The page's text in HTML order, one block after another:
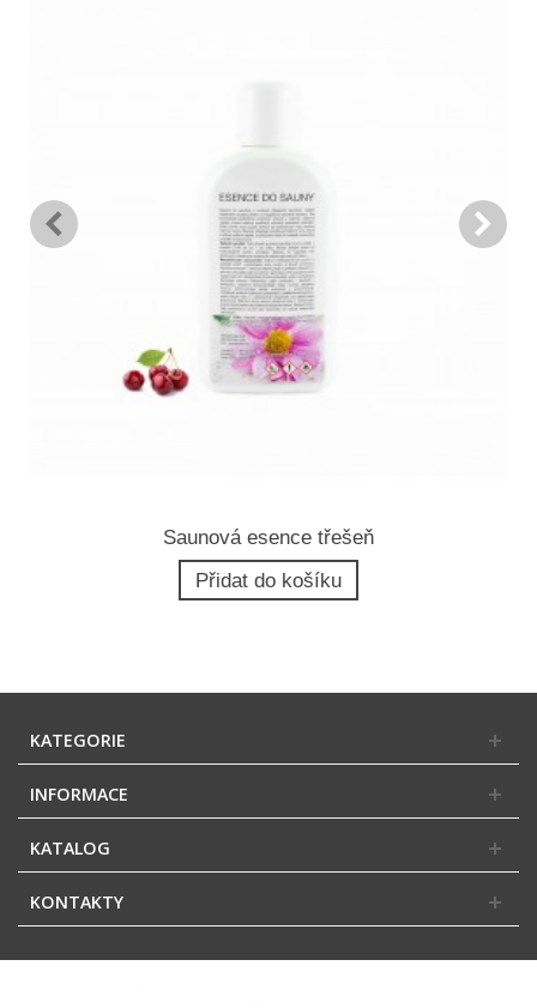
Saunová esence třešeň
Přidat do košíku
KATEGORIE
INFORMACE
KATALOG
KONTAKTY